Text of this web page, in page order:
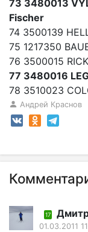
73 3480013
Fischer
74 3500139
75 1217350
76 3500015
77 3480016
78 3510023
Андрей Краснов
17
01.03.2011